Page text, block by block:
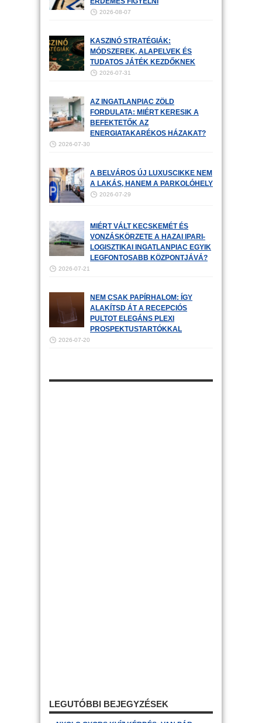
2026-08-07
KASZINÓ STRATÉGIÁK:
MÓDSZEREK, ALAPELVEK ÉS
TUDATOS JÁTÉK KEZDŐKNEK
2026-07-31
AZ INGATLANPIAC ZÖLD
FORDULATA: MIÉRT KERESIK A
BEFEKTETŐK AZ
ENERGIATAKARÉKOS HÁZAKAT?
2026-07-30
A BELVÁROS ÚJ LUXUSCIKKE NEM
A LAKÁS, HANEM A PARKOLÓHELY
2026-07-29
MIÉRT VÁLT KECSKEMÉT ÉS
VONZÁSKÖRZETE A HAZAI IPARI-
LOGISZTIKAI INGATLANPIAC EGYIK
LEGFONTOSABB KÖZPONTJÁVÁ?
2026-07-21
NEM CSAK PAPÍRHALOM: ÍGY
ALAKÍTSD ÁT A RECEPCIÓS
PULTOT ELEGÁNS PLEXI
PROSPEKTUSTARTÓKKAL
2026-07-20
LEGUTÓBBI BEJEGYZÉSEK